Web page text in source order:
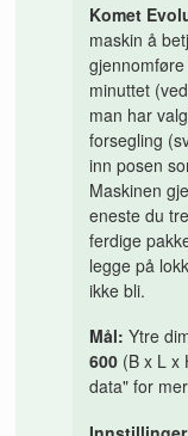
Komet
maskin å
minuttet
man har
forsegling
inn posen
Maskinen
eneste du
ferdige
legge på
ikke bli.
Mål: Ytre
600 (B x L x
data" for mer